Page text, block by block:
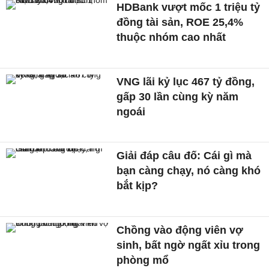
HDBank vượt mốc 1 triệu tỷ
đồng tài sản, ROE 25,4%
thuộc nhóm cao nhất
VNG lãi kỷ lục 467 tỷ đồng,
gấp 30 lần cùng kỳ năm
ngoái
Giải đáp câu đố: Cái gì mà
bạn càng chạy, nó càng khó
bắt kịp?
Chồng vào động viên vợ
sinh, bất ngờ ngất xỉu trong
phòng mổ